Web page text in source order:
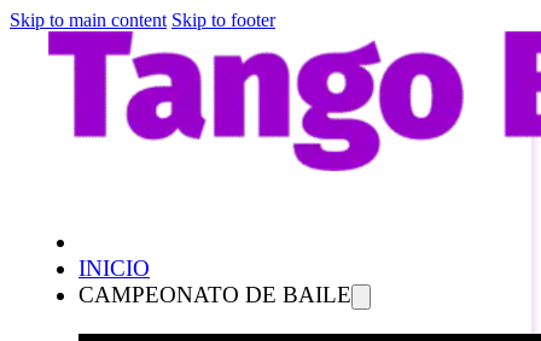
Skip to main content Skip to footer
INICIO
CAMPEONATO DE BAILE